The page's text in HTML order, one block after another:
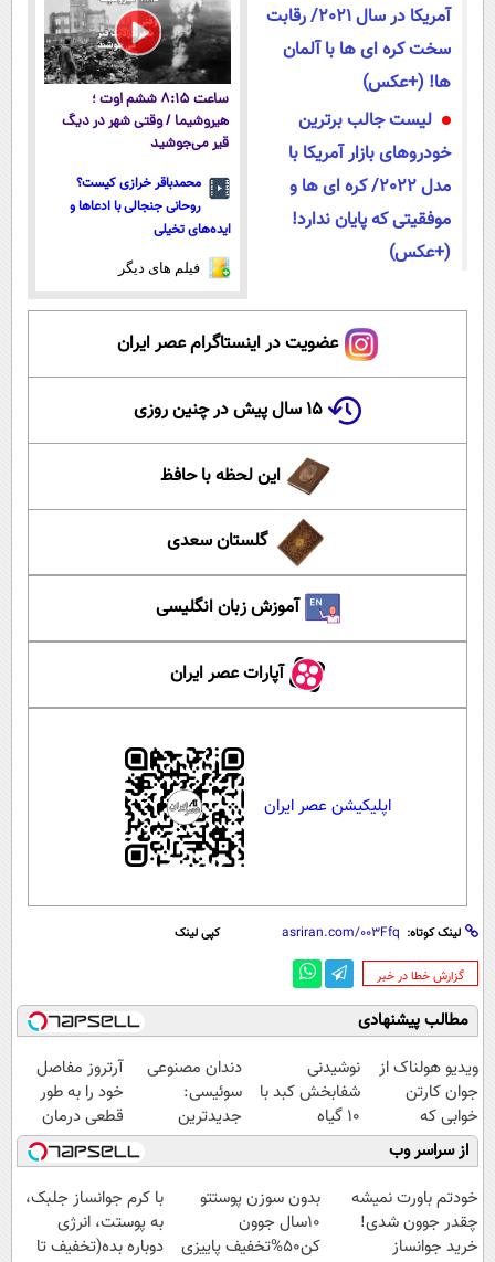
آمریکا در سال 2021/ رقابت
سخت کره ای ها با آلمان
ها! (+عکس)
لیست جالب برترین
خودروهای بازار آمریکا با
مدل 2022/ کره ای ها و
موفقیتی که پایان ندارد!
(+عکس)
ساعت ۸:۱۵ ششم اوت ؛
هیروشیما / وقتی شهر در دیگ
قیر می‌جوشید
محمدباقر خرازی کیست؟
روحانی جنجالی با ادعاها و
ایده‌های تخیلی
فیلم های دیگر
عضویت در اینستاگرام عصر ایران
۱۵ سال پیش در چنین روزی
این لحظه با حافظ
گلستان سعدی
آموزش زبان انگلیسی
آپارات عصر ایران
اپلیکیشن عصر ایران
لینک کوتاه: کپی لینک
‌گزارش خطا در خبر
مطالب پیشنهادی
ویدیو هولناک از
جوان کارتن
خوابی که
میلیاردر شد.
آموزش رایگان
نوشیدنی
شفابخش کبد با
10 گیاه
موثر(تخفیف تا
امشب)
دندان مصنوعی
سوئیسی:
جدیدترین
فناوری اروپا،
سبک و مقاوم |
پرداخت قسطی
آرتروز مفاصل
خود را به طور
قطعی درمان
کنید!
◗پرسش‌نامه◖
از سراسر وب
خودتم باورت نمیشه
چقدر جوون شدی!
خرید جوانساز
بدون سوزن پوستتو
10سال جوون
کن50%تخفیف پاییزی
با کرم جوانساز جلبک،
به پوستت، انرژی
دوباره بده(تخفیف تا